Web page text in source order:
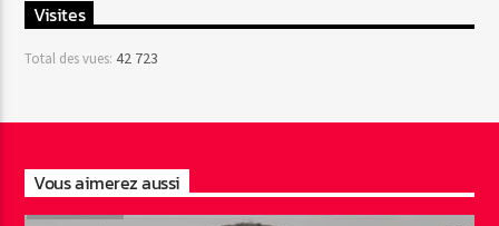
Visites
Total des vues:42 723
Vous aimerez aussi